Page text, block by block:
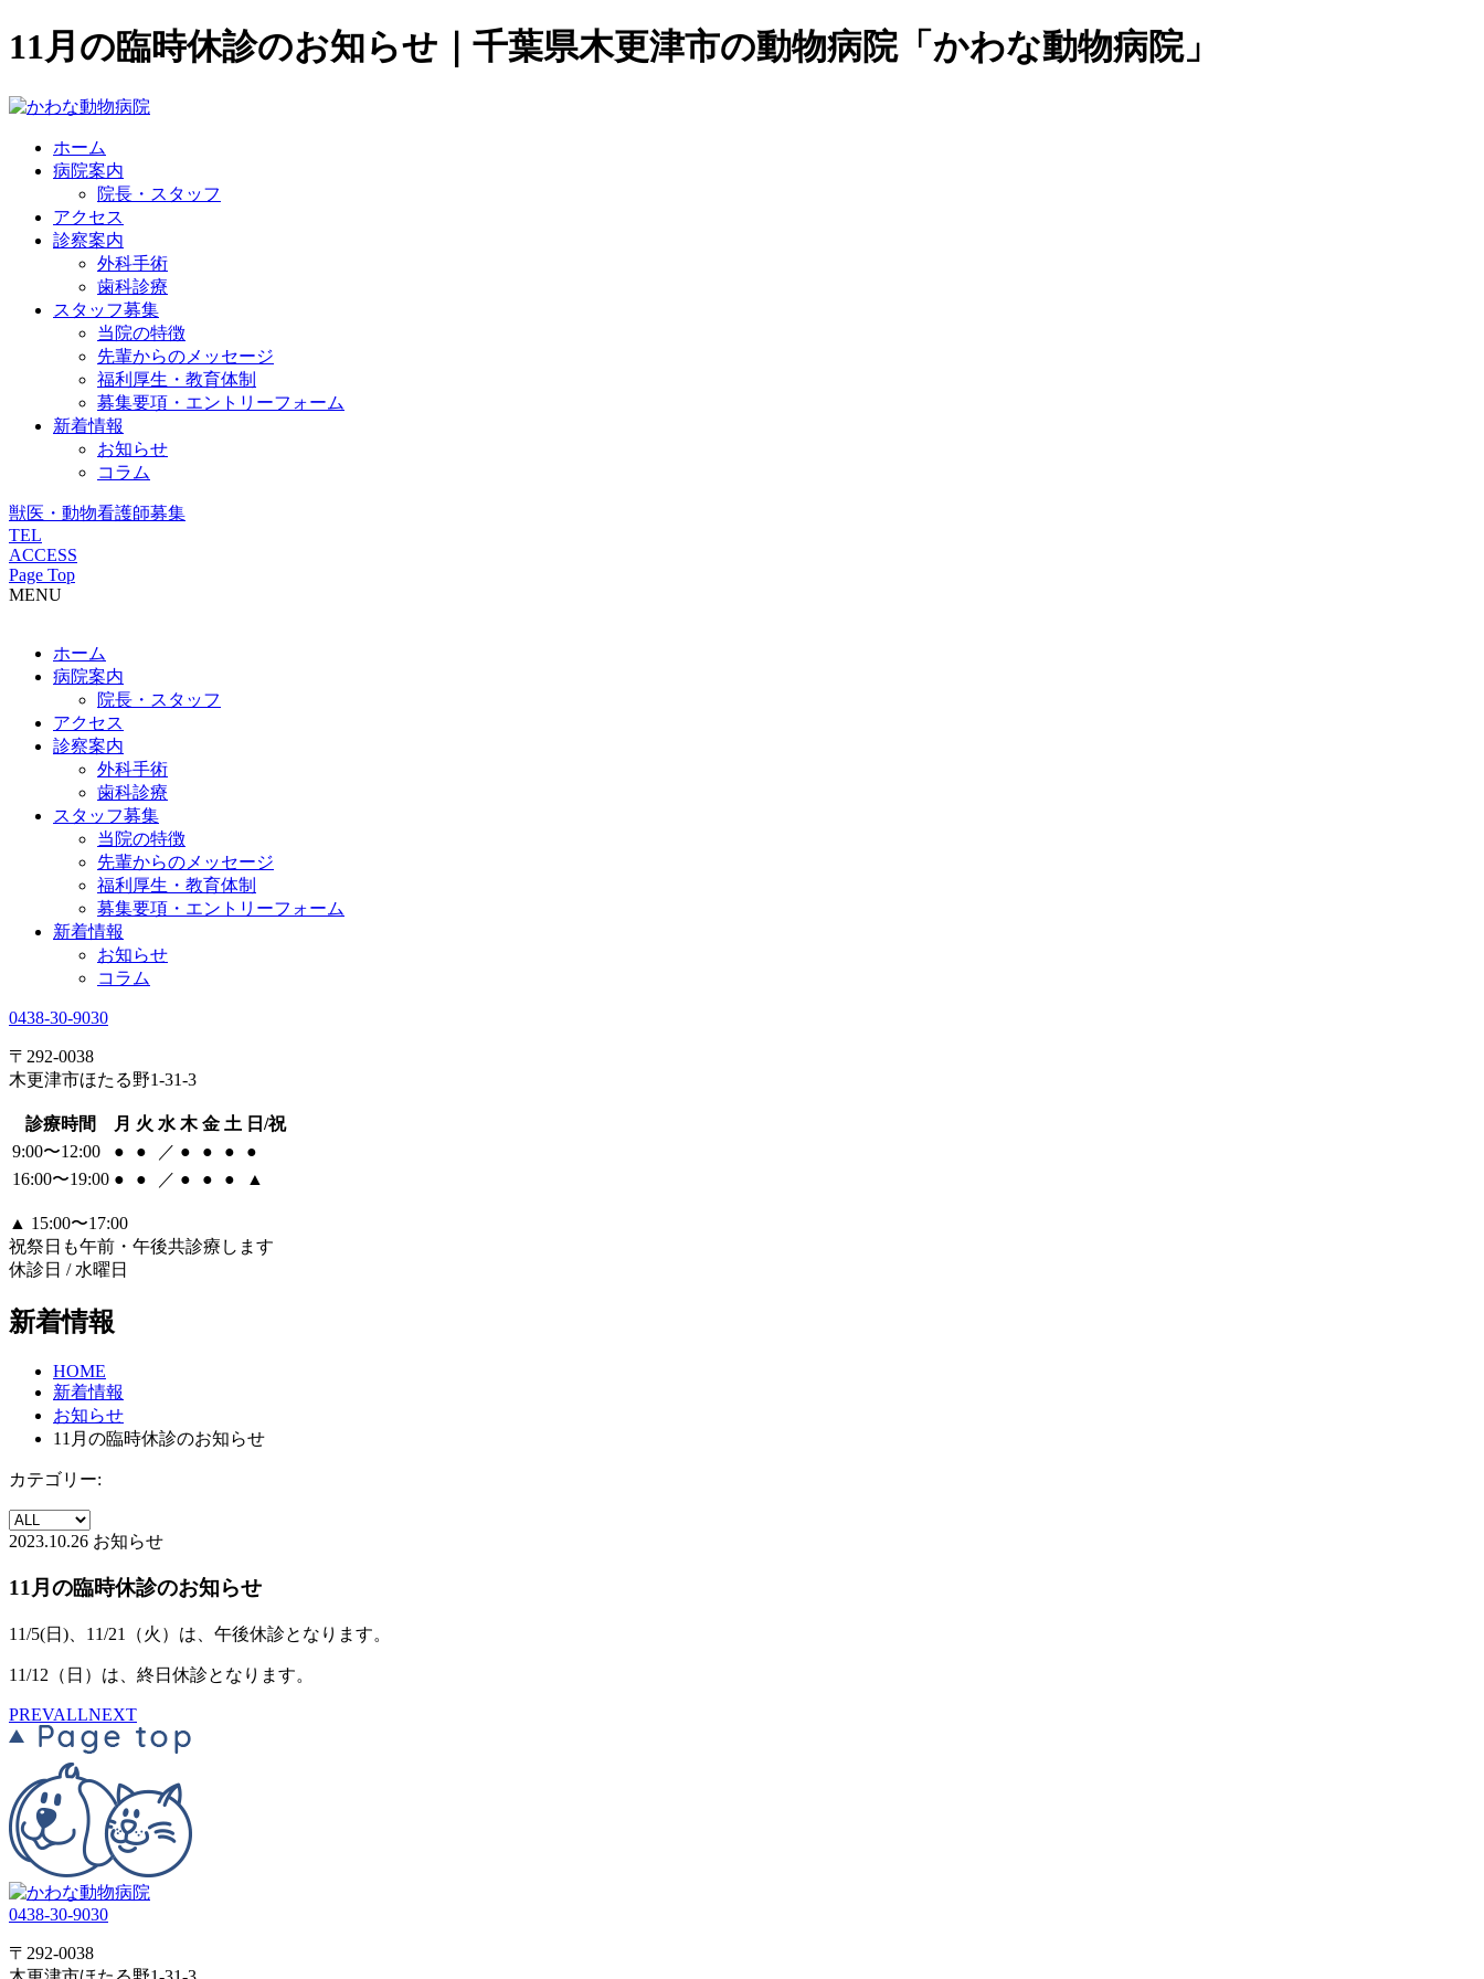
11月の臨時休診のお知らせ｜千葉県木更津市の動物病院「かわな動物病院」
ホーム
病院案内
院長・スタッフ
アクセス
診察案内
外科手術
歯科診療
スタッフ募集
当院の特徴
先輩からのメッセージ
福利厚生・教育体制
募集要項・エントリーフォーム
新着情報
お知らせ
コラム
獣医・動物看護師募集
TEL
ACCESS
Page Top
MENU
ホーム
病院案内
院長・スタッフ
アクセス
診察案内
外科手術
歯科診療
スタッフ募集
当院の特徴
先輩からのメッセージ
福利厚生・教育体制
募集要項・エントリーフォーム
新着情報
お知らせ
コラム
0438-30-9030
〒292-0038
木更津市ほたる野1-31-3
診療時間 月 火 水 木 金 土 日/祝
9:00〜12:00
● ● ／ ● ● ●
●
16:00〜19:00 ● ● ／ ● ● ● ▲
▲ 15:00〜17:00
祝祭日も午前・午後共診療します
休診日 / 水曜日
新着情報
HOME
新着情報
お知らせ
11月の臨時休診のお知らせ
カテゴリー:
2023.10.26 お知らせ
11月の臨時休診のお知らせ
11/5(日)、11/21（火）は、午後休診となります。
11/12（日）は、終日休診となります。
PREVALLNEXT
0438-30-9030
〒292-0038